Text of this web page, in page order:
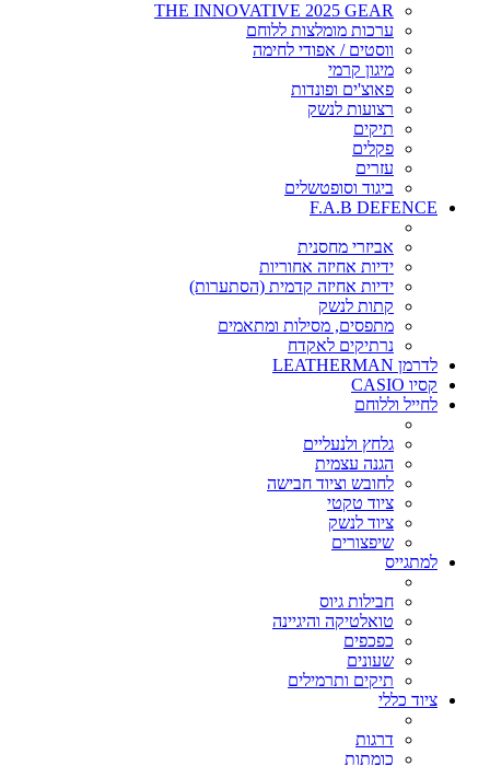
THE INNOVATIVE 2025 GEAR
ערכות מומלצות ללוחם
ווסטים / אפודי לחימה
מיגון קרמי
פאוצ'ים ופונדות
רצועות לנשק
תיקים
פקלים
עזרים
ביגוד וסופטשלים
F.A.B DEFENCE
אביזרי מחסנית
ידיות אחיזה אחוריות
ידיות אחיזה קדמית (הסתערות)
קתות לנשק
מתפסים, מסילות ומתאמים
נרתיקים לאקדח
לדרמן LEATHERMAN
קסיו CASIO
לחייל וללוחם
גלחץ ולנעליים
הגנה עצמית
לחובש וציוד חבישה
ציוד טקטי
ציוד לנשק
שיפצורים
למתגייס
חבילות גיוס
טואלטיקה והיגיינה
כפכפים
שעונים
תיקים ותרמילים
ציוד כללי
דרגות
כומתות